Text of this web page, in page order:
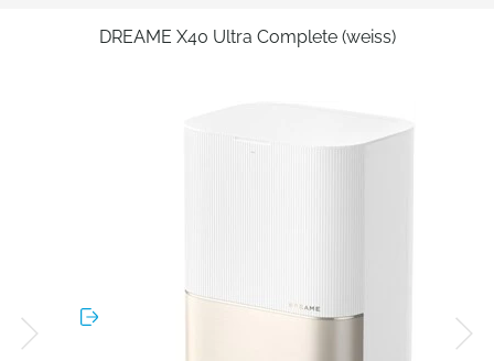
DREAME X40 Ultra Complete (weiss)